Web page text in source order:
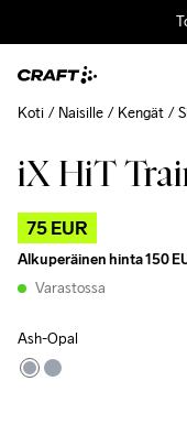
iX HiT
75 EUR
Alkuperäinen hinta150
Varastossa
Ash-Opal
Koti Naisille Kengät
Outlet